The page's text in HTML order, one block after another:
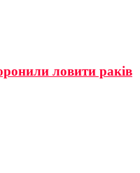
ловити раків